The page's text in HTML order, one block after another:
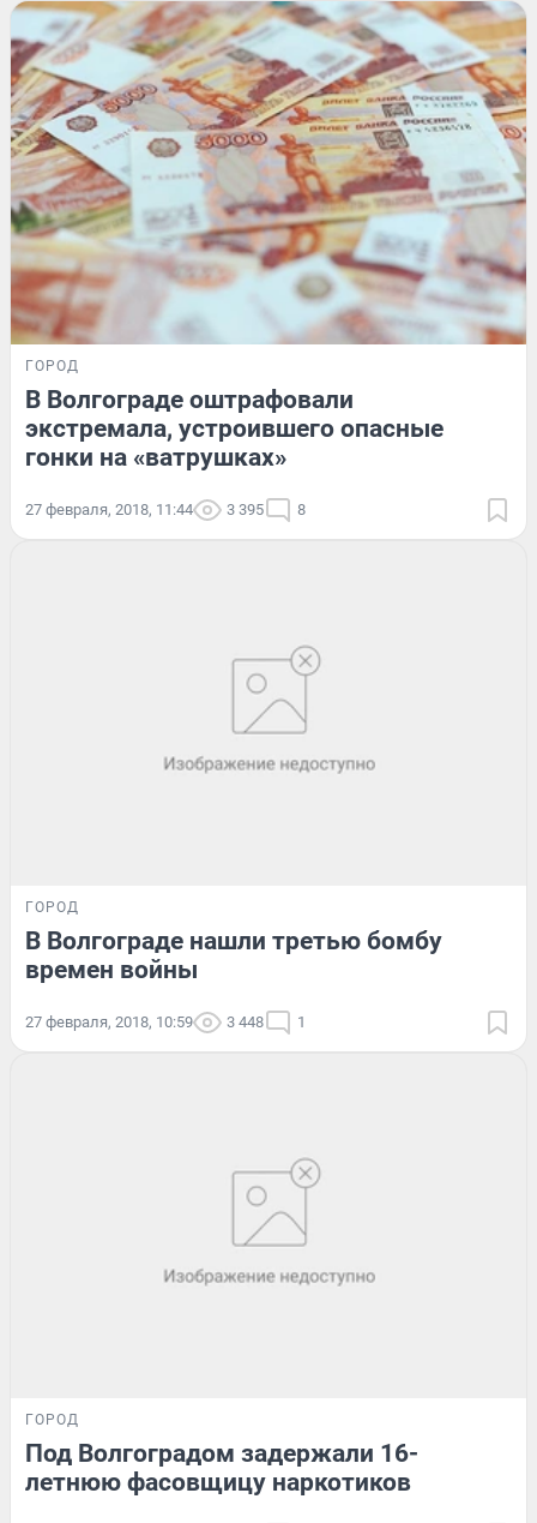
ГОРОД
В Волгограде оштрафовали
экстремала, устроившего опасные
гонки на «ватрушках»
27 февраля, 2018, 11:44 3 395 8
ГОРОД
В Волгограде нашли третью бомбу
времен войны
27 февраля, 2018, 10:59 3 448 1
ГОРОД
Под Волгоградом задержали 16-
летнюю фасовщицу наркотиков